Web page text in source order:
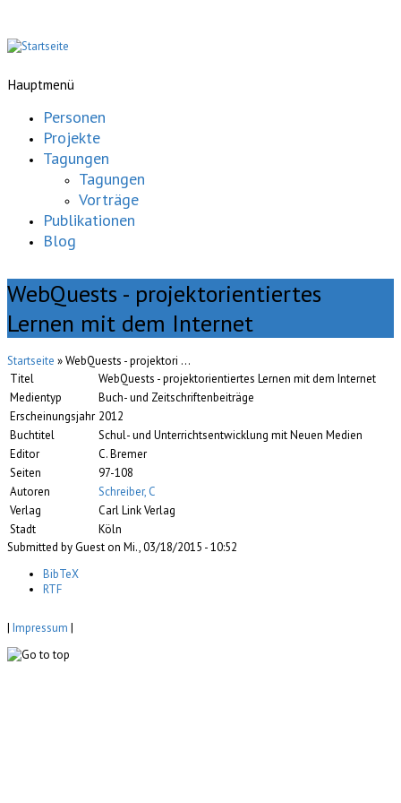
Hauptmenü
Personen
Projekte
Tagungen
Tagungen
Vorträge
Publikationen
Blog
WebQuests - projektorientiertes
Lernen mit dem Internet
Startseite » WebQuests - projektori ...
Titel
WebQuests - projektorientiertes Lernen mit dem Internet
Medientyp
Buch- und Zeitschriftenbeiträge
Erscheinungsjahr 2012
Buchtitel
Schul- und Unterrichtsentwicklung mit Neuen Medien
Editor
C. Bremer
Seiten
97-108
Autoren
Schreiber, C
Verlag
Carl Link Verlag
Stadt
Köln
Submitted by Guest on Mi., 03/18/2015 - 10:52
BibTeX
RTF
| Impressum |